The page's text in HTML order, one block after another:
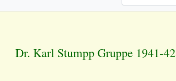
Dr. Karl Stumpp Gruppe 1941-42